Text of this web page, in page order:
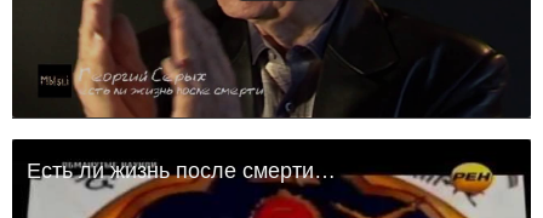
Есть ли жизнь после смерти? 7 фактов жизни после смерти. Документальные фильмы